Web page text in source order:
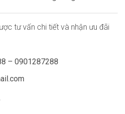
tư vấn chi tiết và nhận ưu đãi
– 0901287288